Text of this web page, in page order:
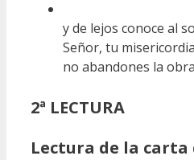
y de lejos conoce al
Señor, tu
no abandones la
2ª LECTURA
Lectura de la carta